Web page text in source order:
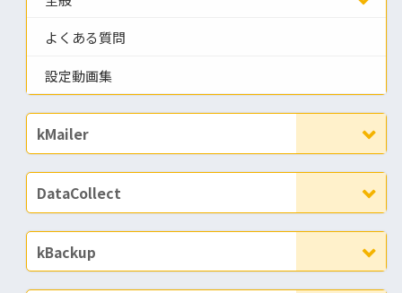
よくある質問
設定動画集
kMailer
DataCollect
kBackup